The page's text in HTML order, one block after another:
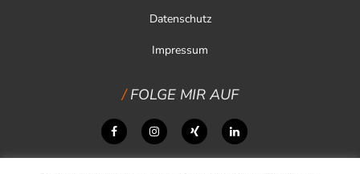
Datenschutz
Impressum
FOLGE MIR AUF